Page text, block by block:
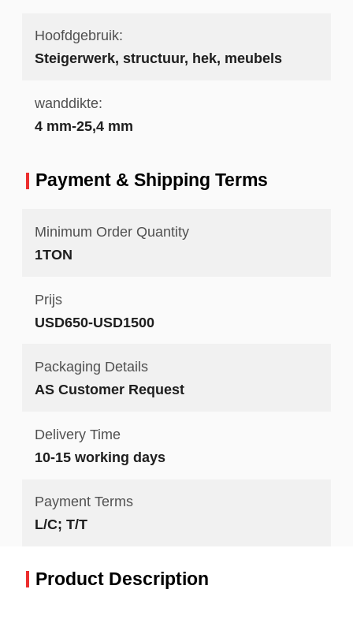
Hoofdgebruik:
Steigerwerk, structuur, hek, meubels
wanddikte:
4 mm-25,4 mm
Payment & Shipping Terms
Minimum Order Quantity
1TON
Prijs
USD650-USD1500
Packaging Details
AS Customer Request
Delivery Time
10-15 working days
Payment Terms
L/C; T/T
Product Description